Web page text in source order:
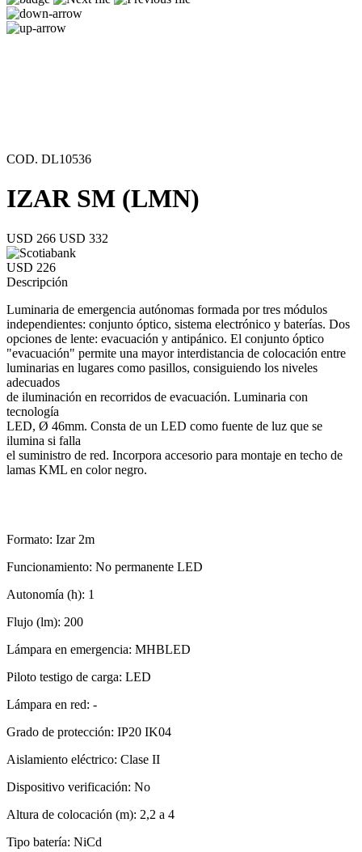
COD. DL10536
IZAR SM (LMN)
USD 266 USD 332
USD 226
Descripción
Luminaria de emergencia autónomas formada por tres módulos
independientes: conjunto óptico, sistema electrónico y baterías. Dos
opciones de lente: evacuación y antipánico. El conjunto óptico
"evacuación" permite una mayor interdistancia de colocación entre
luminarias en lugares como pasillos, consiguiendo los niveles
adecuados
de iluminación en recorridos de evacuación. Luminaria con
tecnología
LED, Ø 46mm. Consta de un LED como fuente de luz que se
ilumina si falla
el suministro de red. Incorpora accesorio para montaje en techo de
lamas KML en color negro.
Formato: Izar 2m
Funcionamiento: No permanente LED
Autonomía (h): 1
Flujo (lm): 200
Lámpara en emergencia: MHBLED
Piloto testigo de carga: LED
Lámpara en red: -
Grado de protección: IP20 IK04
Aislamiento eléctrico: Clase II
Dispositivo verificación: No
Altura de colocación (m): 2,2 a 4
Tipo batería: NiCd